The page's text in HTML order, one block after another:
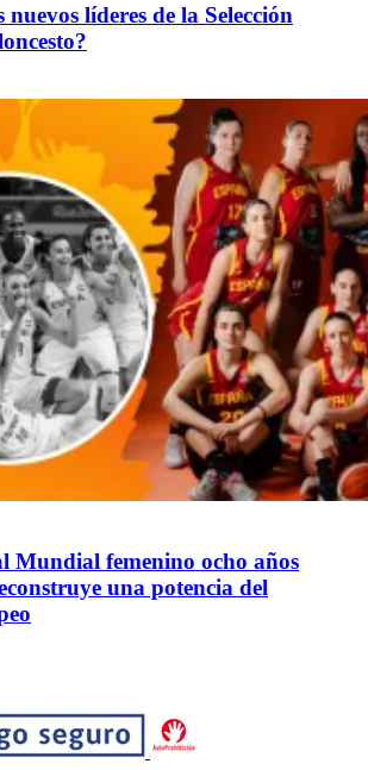
nuevos líderes de la Selección
Mundial femenino ocho años
una potencia del